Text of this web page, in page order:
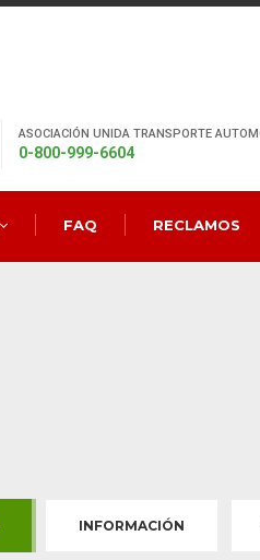
ASOCIACIÓN UNIDA TRANSPORTE
0-800-999-6604
FAQ RECLAMOS
INFORMACIÓN